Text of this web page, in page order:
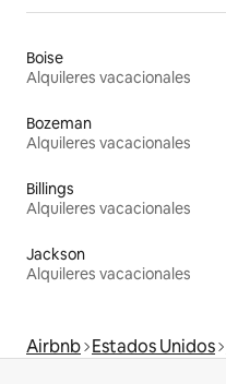
Boise
Alquileres vacacionales
Bozeman
Alquileres vacacionales
Billings
Alquileres vacacionales
Jackson
Alquileres vacacionales
Airbnb Estados Unidos